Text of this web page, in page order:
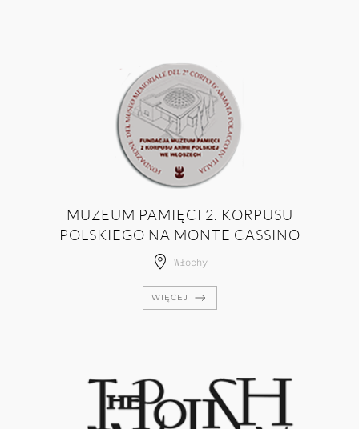
MUZEUM PAMIĘCI 2. KORPUSU
POLSKIEGO NA MONTE CASSINO
Włochy
WIĘCEJ